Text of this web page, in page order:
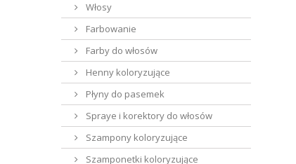
Włosy
Farbowanie
Farby do włosów
Henny koloryzujące
Płyny do pasemek
Spraye i korektory do włosów
Szampony koloryzujące
Szamponetki koloryzujące